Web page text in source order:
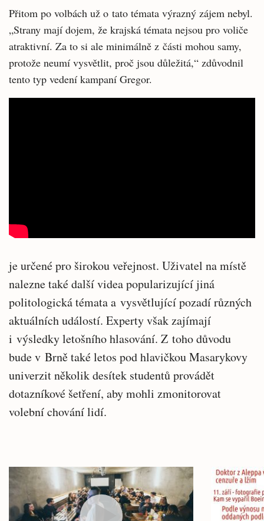
Přitom po volbách už o tato témata výrazný zájem nebyl.
„Strany mají dojem, že krajská témata nejsou pro voliče
atraktivní. Za to si ale minimálně z části mohou samy,
protože neumí vysvětlit, proč jsou důležitá,“ zdůvodnil
tento typ vedení kampaní Gregor.
je určené pro širokou veřejnost. Uživatel na místě
nalezne také další videa popularizující jiná
politologická témata a vysvětlující pozadí různých
aktuálních událostí. Experty však zajímají
i výsledky letošního hlasování. Z toho důvodu
bude v Brně také letos pod hlavičkou Masarykovy
univerzit několik desítek studentů provádět
dotazníkové šetření, aby mohli zmonitorovat
volební chování lidí.
Související
články